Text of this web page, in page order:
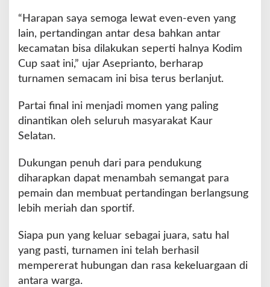
m
“Harapan saya semoga lewat even-even yang
lain, pertandingan antar desa bahkan antar
kecamatan bisa dilakukan seperti halnya Kodim
Cup saat ini,” ujar Aseprianto, berharap
turnamen semacam ini bisa terus berlanjut.
Partai final ini menjadi momen yang paling
dinantikan oleh seluruh masyarakat Kaur
Selatan.
Dukungan penuh dari para pendukung
diharapkan dapat menambah semangat para
pemain dan membuat pertandingan berlangsung
lebih meriah dan sportif.
Siapa pun yang keluar sebagai juara, satu hal
yang pasti, turnamen ini telah berhasil
mempererat hubungan dan rasa kekeluargaan di
antara warga.